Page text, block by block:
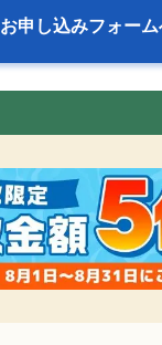
お申し込みフォー